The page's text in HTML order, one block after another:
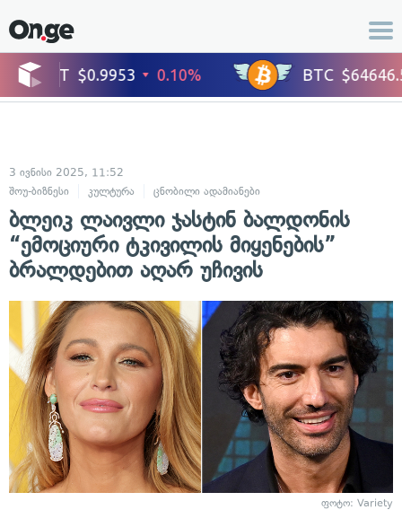
3 ივნისი 2025, 11:52
შოუ-ბიზნესი
კულტურა ცნობილი ადამიანები
ბლეიკ ლაივლი ჯასტინ ბალდონის
“ემოციური ტკივილის მიყენების”
ბრალდებით აღარ უჩივის
ფოტო: Variety